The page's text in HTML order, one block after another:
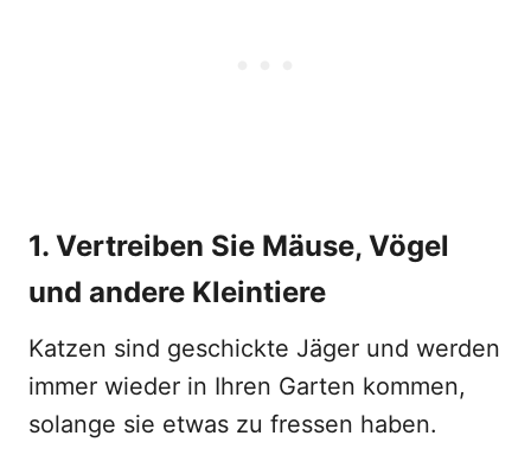
1. Vertreiben Sie Mäuse, Vögel
und andere Kleintiere
Katzen sind geschickte Jäger und werden
immer wieder in Ihren Garten kommen,
solange sie etwas zu fressen haben.